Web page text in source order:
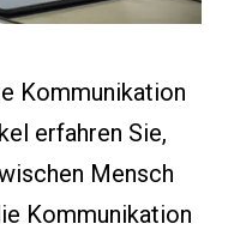
Kommunikation
erfahren Sie,
Mensch
Kommunikation